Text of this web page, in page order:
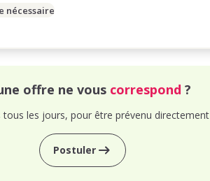
nécessaire
offre ne vous correspond ?
les jours, pour être prévenu
Postuler